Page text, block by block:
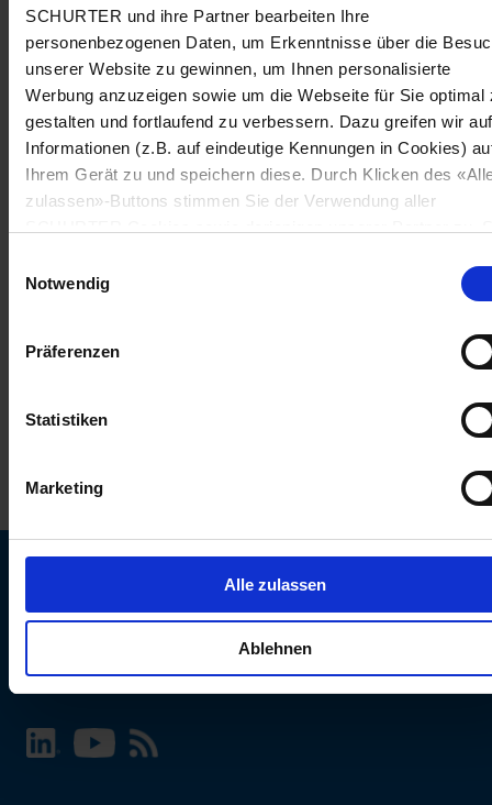
SCHURTER und ihre Partner bearbeiten Ihre
personenbezogenen Daten, um Erkenntnisse über die
unserer Website zu gewinnen, um Ihnen personalisierte
Werbung anzuzeigen sowie um die Webseite für Sie optimal
gestalten und fortlaufend zu verbessern. Dazu greifen wir auf
Informationen (z.B. auf eindeutige Kennungen in Cookies)
Ihrem Gerät zu und speichern diese. Durch Klicken des
zulassen»-Buttons stimmen Sie der Verwendung aller
«Cookie-Einstellungen verwalten» am Seitenende klicken.
Einstellungen werden unseren Partnern gemeldet und haben
keinen Einfluss auf die Browserdaten. Weitere Informationen
erhalten Sie in unserer
Notwendig
Präferenzen
Statistiken
Marketing
Alle zulassen
Ablehnen
SCHURTER Webseite und Sprache wählen
INTERNATIONAL - Deutsch